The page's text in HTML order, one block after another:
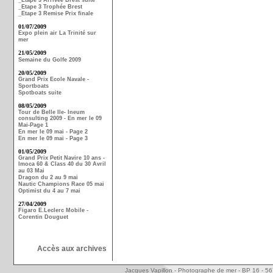
_Etape 3 Trophée Brest
_Etape 3 Remise Prix finale
01/07/2009
Expo plein air La Trinité sur
mer
21/05/2009
Semaine du Golfe 2009
20/05/2009
Grand Prix Ecole Navale -
Sportboats
Spotboats suite
08/05/2009
Tour de Belle Ile- Ineum
consulting 2009 - En mer le 09
Mai-Page 1
En mer le 09 mai - Page 2
En mer le 09 mai - Page 3
01/05/2009
Grand Prix Petit Navire 10 ans -
Imoca 60 & Class 40 du 30 Avril
au 03 Mai
Dragon du 2 au 9 mai
Nautic Champions Race 05 mai
Optimist du 4 au 7 mai
27/04/2009
Figaro E.Leclerc Mobile -
Corentin Douguet
Accès aux archives
Jacques Vapillon - Photographe de mer - BP 16 -